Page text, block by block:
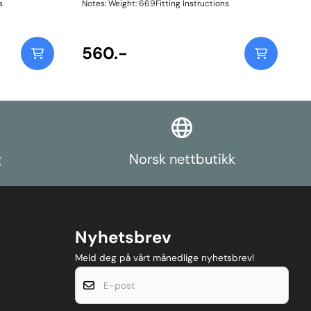
Notes: Weight: 669Fitting Instructions
560.-
Norsk nettbutikk
Nyhetsbrev
Meld deg på vårt månedlige nyhetsbrev!
E-post